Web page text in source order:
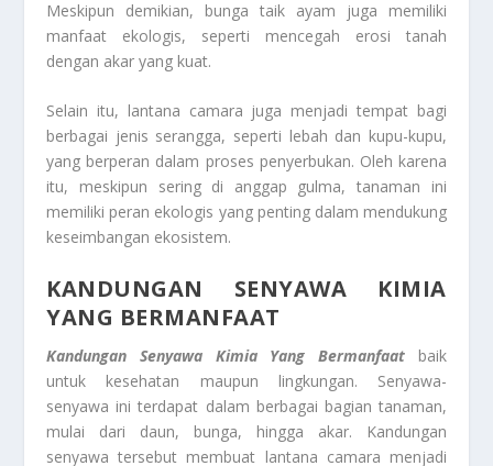
Meskipun demikian, bunga taik ayam juga memiliki
manfaat ekologis, seperti mencegah erosi tanah
dengan akar yang kuat.
Selain itu, lantana camara juga menjadi tempat bagi
berbagai jenis serangga, seperti lebah dan kupu-kupu,
yang berperan dalam proses penyerbukan. Oleh karena
itu, meskipun sering di anggap gulma, tanaman ini
memiliki peran ekologis yang penting dalam mendukung
keseimbangan ekosistem.
KANDUNGAN SENYAWA KIMIA
YANG BERMANFAAT
Kandungan Senyawa Kimia Yang Bermanfaat baik
untuk kesehatan maupun lingkungan. Senyawa-
senyawa ini terdapat dalam berbagai bagian tanaman,
mulai dari daun, bunga, hingga akar. Kandungan
senyawa tersebut membuat lantana camara menjadi